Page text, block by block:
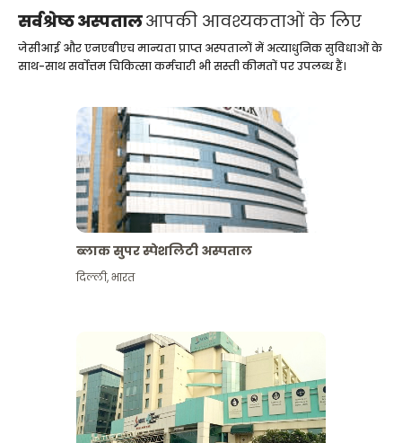
सर्वश्रेष्ठ अस्पतालआपकी आवश्यकताओं के लिए
जेसीआई और एनएबीएच मान्यता प्राप्त अस्पतालों में अत्याधुनिक सुविधाओं के
साथ-साथ सर्वोत्तम चिकित्सा कर्मचारी भी सस्ती कीमतों पर उपलब्ध हैं।
ब्लाक सुपर स्पेशलिटी अस्पताल
दिल्ली,भारत